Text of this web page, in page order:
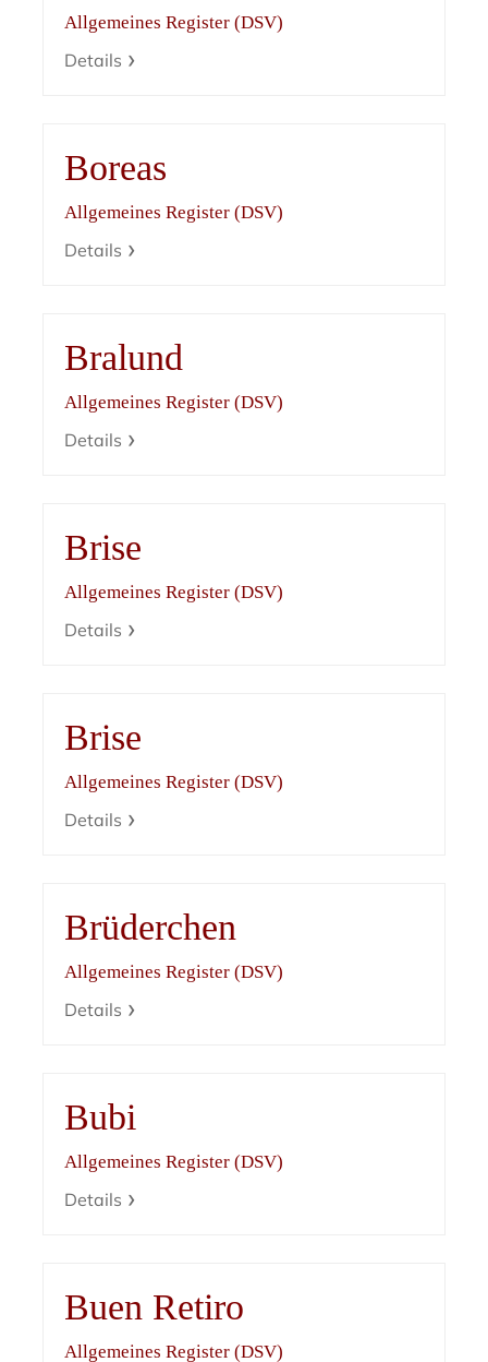
Allgemeines Register (DSV)
Details
Boreas
Allgemeines Register (DSV)
Details
Bralund
Allgemeines Register (DSV)
Details
Brise
Allgemeines Register (DSV)
Details
Brise
Allgemeines Register (DSV)
Details
Brüderchen
Allgemeines Register (DSV)
Details
Bubi
Allgemeines Register (DSV)
Details
Buen Retiro
Allgemeines Register (DSV)